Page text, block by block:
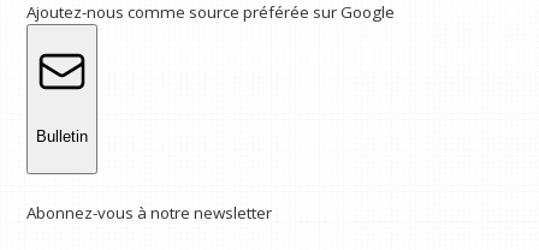
Ajoutez-nous comme source préférée sur Google
Bulletin
Abonnez-vous à notre newsletter